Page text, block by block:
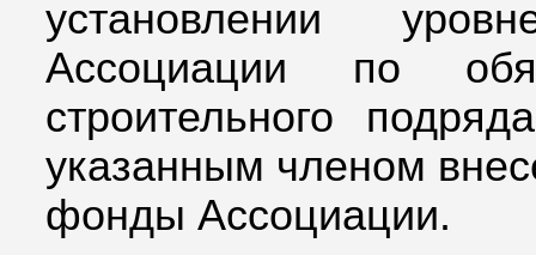
установлении
Ассоциации по
строительного
указанным членом
фонды Ассоциации.